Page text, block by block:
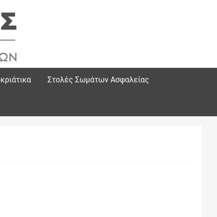
Στολές Σωμάτων Ασφαλείας